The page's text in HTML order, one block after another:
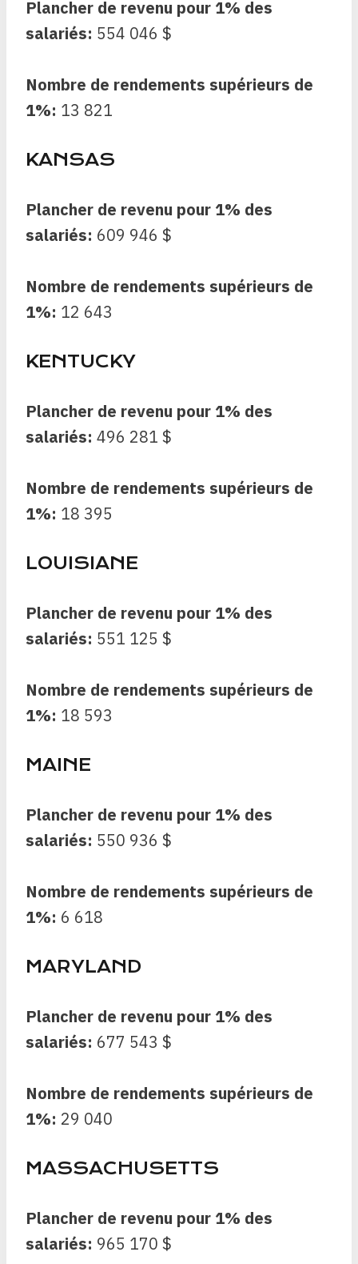
Plancher de revenu pour 1% des
salariés: 554 046 $
Nombre de rendements supérieurs de
1%: 13 821
KANSAS
Plancher de revenu pour 1% des
salariés: 609 946 $
Nombre de rendements supérieurs de
1%: 12 643
KENTUCKY
Plancher de revenu pour 1% des
salariés: 496 281 $
Nombre de rendements supérieurs de
1%: 18 395
LOUISIANE
Plancher de revenu pour 1% des
salariés: 551 125 $
Nombre de rendements supérieurs de
1%: 18 593
MAINE
Plancher de revenu pour 1% des
salariés: 550 936 $
Nombre de rendements supérieurs de
1%: 6 618
MARYLAND
Plancher de revenu pour 1% des
salariés: 677 543 $
Nombre de rendements supérieurs de
1%: 29 040
MASSACHUSETTS
Plancher de revenu pour 1% des
salariés: 965 170 $